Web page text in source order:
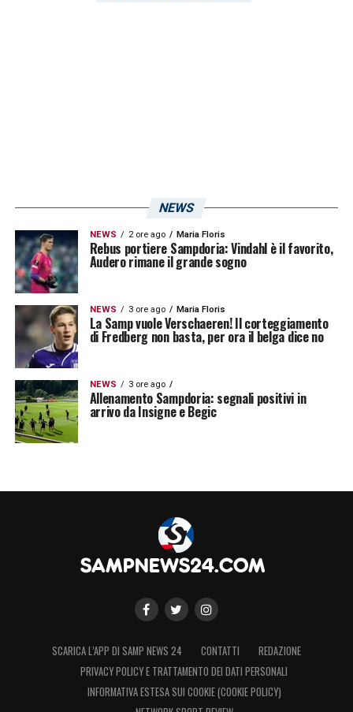
NEWS
NEWS 2 ore ago Maria Floris
Rebus portiere Sampdoria: Vindahl è il favorito,
Audero rimane il grande sogno
NEWS 3 ore ago Maria Floris
La Samp vuole Verschaeren! Il corteggiamento
di Fredberg non basta, per ora il belga dice no
NEWS 3 ore ago
Allenamento Sampdoria: segnali positivi in
arrivo da Insigne e Begic
SCARICA L’APP DI SAMP NEWS 24 CONTATTI
REDAZIONE
PRIVACY POLICY E TRATTAMENTO DEI DATI PERSONALI
INFORMATIVA ESTESA SUI COOKIE (COOKIE POLICY)